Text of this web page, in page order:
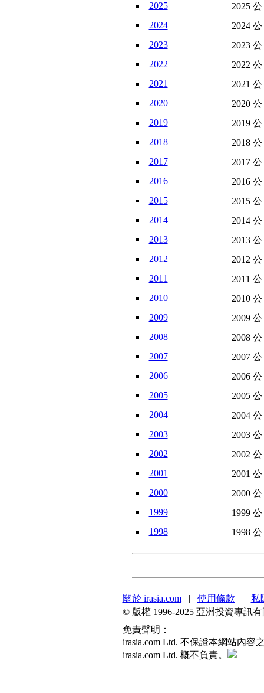
2025
2025
2024
2024
2023
2023
2022
2022
2021
2021
2020
2020
2019
2019
2018
2018
2017
2017
2016
2016
2015
2015
2014
2014
2013
2013
2012
2012
2011
2011
2010
2010
2009
2009
2008
2008
2007
2007
2006
2006
2005
2005
2004
2004
2003
2003
2002
2002
2001
2001
2000
2000
1999
1999
1998
1998
關於 irasia.com| 使用條款 | 私
© 版權 1996-2025 亞洲投資專訊
免責聲明：
irasia.com Ltd. 不保證本網站內
irasia.com Ltd. 概不負責。